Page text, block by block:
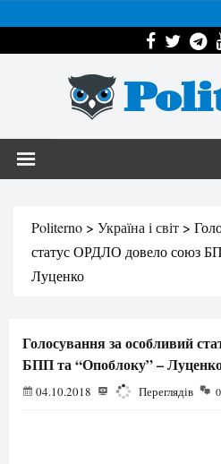
Politerno > Україна і світ >
статус ОРДЛО довело союз
Луценко
Голосування за особливий
БПП та “Опоблоку” –
04.10.2018 2334 Переглядів 0